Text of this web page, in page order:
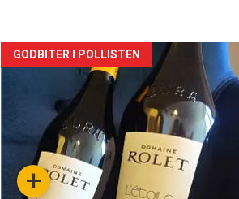
Forsiden
akkurat
nå
+
GODBITER I POLLISTEN